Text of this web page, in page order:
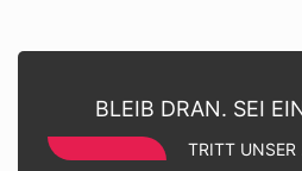
BLEIB DRAN. SEI
TRITT UNSER